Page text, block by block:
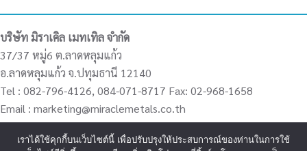
บริษัท มิราเคิล เมทเทิล จำกัด
37/37 หมู่6 ต.ลาดหลุมแก้ว
อ.ลาดหลุมแก้ว จ.ปทุมธานี 12140
Tel : 082-796-4126, 084-071-8717 Fax: 02-968-1658
Email : marketing@miraclemetals.co.th
เราได้ใช้คุกกี้บนเว็บไซต์นี้ เพื่อปรับปรุงให้ประสบการณ์ของท่านในการใช้